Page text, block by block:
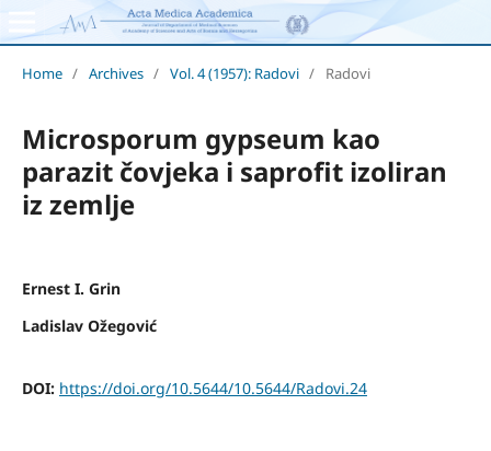
Home / Archives / Vol. 4 (1957): Radovi / Radovi
Microsporum gypseum kao
parazit čovjeka i saprofit izoliran
iz zemlje
Ernest I. Grin
Ladislav Ožegović
DOI: https://doi.org/10.5644/10.5644/Radovi.24